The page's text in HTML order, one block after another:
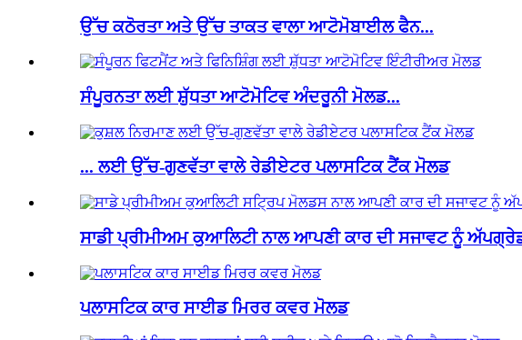
ਉੱਚ ਕਠੋਰਤਾ ਅਤੇ ਉੱਚ ਤਾਕਤ ਵਾਲਾ ਆਟੋਮੋਬਾਈਲ ਫੈਨ...
ਸੰਪੂਰਨਤਾ ਲਈ ਸ਼ੁੱਧਤਾ ਆਟੋਮੋਟਿਵ ਅੰਦਰੂਨੀ ਮੋਲਡ...
... ਲਈ ਉੱਚ-ਗੁਣਵੱਤਾ ਵਾਲੇ ਰੇਡੀਏਟਰ ਪਲਾਸਟਿਕ ਟੈਂਕ ਮੋਲਡ
ਸਾਡੀ ਪ੍ਰੀਮੀਅਮ ਕੁਆਲਿਟੀ ਨਾਲ ਆਪਣੀ ਕਾਰ ਦੀ ਸਜਾਵਟ ਨੂੰ
ਪਲਾਸਟਿਕ ਕਾਰ ਸਾਈਡ ਮਿਰਰ ਕਵਰ ਮੋਲਡ